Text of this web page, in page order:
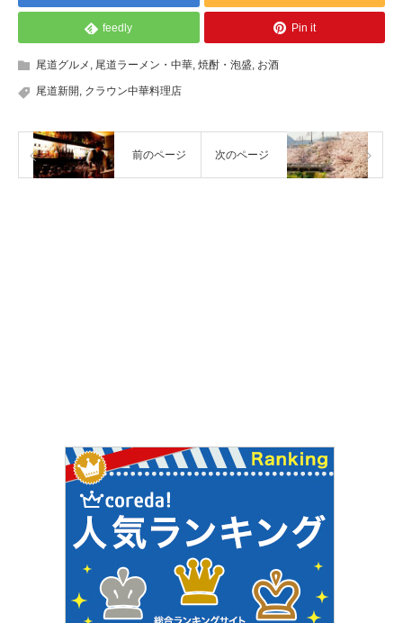
feedly Pin it
尾道グルメ , 尾道ラーメン・中華, 焼酎・泡盛, お酒
尾道新開 , クラウン中華料理店
前のページ 次のページ